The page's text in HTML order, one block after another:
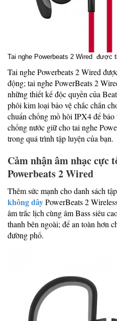
Tai nghe Powerbeats 2 Wired được
Tai nghe Powerbeats 2 Wired
động; tai nghe PowerBeats 2
những thiết kế độc quyền của
phôi kim loại bảo vệ chắc chắn
chuẩn chống mồ hôi IPX4 để
chống nước giữ cho tai nghe
trong quá trình tập luyện của bạn.
Cảm nhận âm nhạc cực
Powerbeats 2 Wired
Thêm sức mạnh cho danh sách
không dâyPowerBeats 2
âm trắc lịch cùng âm Bass siêu
thanh bên ngoài; để an toàn hơn
đường phố.